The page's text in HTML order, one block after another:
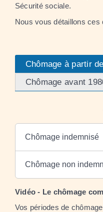
Sécurité sociale.
Nous vous détaillons ces
Chômage à partir
Chômage avant
Chômage indemnisé
Chômage non
Vidéo - Le chômage
Vos périodes de